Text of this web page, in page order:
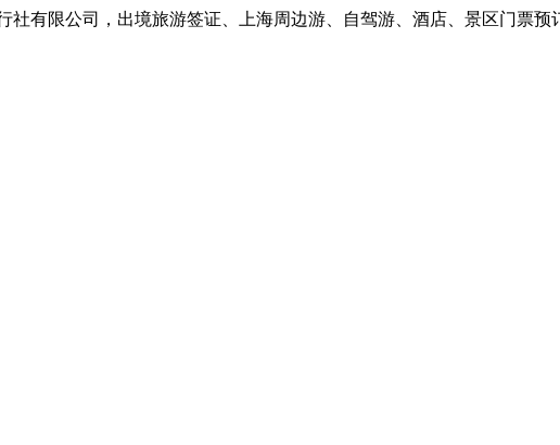
有限公司，出境旅游签证、上海周边游、自驾游、酒店、景区门票预订